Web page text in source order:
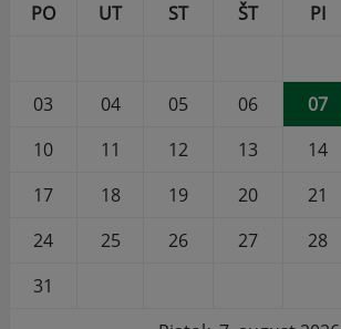
PO
UT ST ŠT PI
03
04 05 06 07
10
11 12 13 14
17
18 19 20 21
24
25 26 27 28
31